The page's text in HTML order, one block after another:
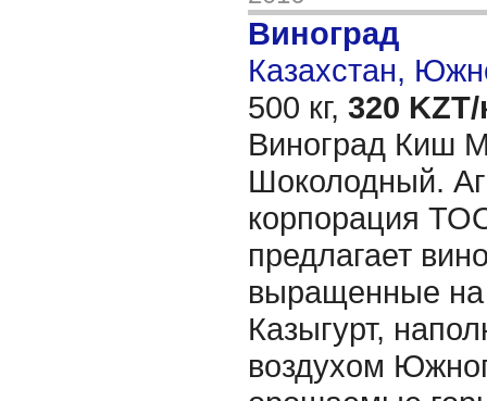
Виноград
Казахстан,
500 кг, 320 KZT/
Виноград Киш
Шоколодный.
корпорация
предлагает
выращенные
Казыгурт,
воздухом